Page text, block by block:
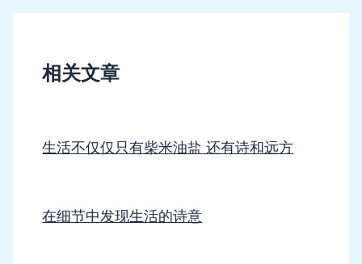
相关文章
生活不仅仅只有柴米油盐 还有诗和远方
在细节中发现生活的诗意